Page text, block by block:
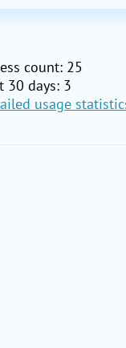
count: 25
30 days: 3
usage